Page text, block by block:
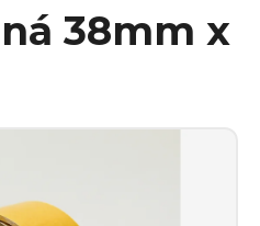
38mm x